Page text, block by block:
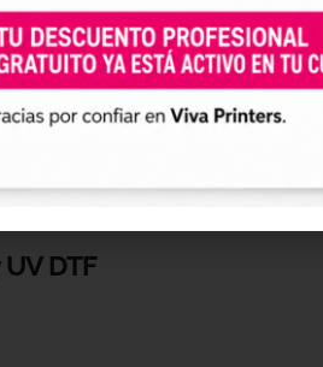
que quieren ahorrar
estilos, temáticas,
Halloween, deporte,
DTF